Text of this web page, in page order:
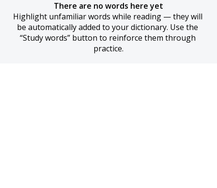
There are no words here yet
Highlight unfamiliar words while reading — they will
be automatically added to your dictionary. Use the
“Study words” button to reinforce them through
practice.